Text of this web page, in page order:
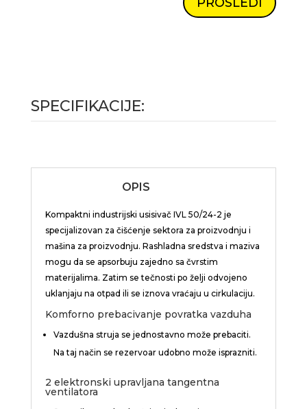
SPECIFIKACIJE:
OPIS
Kompaktni industrijski usisivač IVL 50/24-2 je
specijalizovan za čišćenje sektora za proizvodnju i
mašina za proizvodnju. Rashladna sredstva i maziva
mogu da se apsorbuju zajedno sa čvrstim
materijalima. Zatim se tečnosti po želji odvojeno
uklanjaju na otpad ili se iznova vraćaju u cirkulaciju.
Komforno prebacivanje povratka vazduha
Vazdušna struja se jednostavno može prebaciti.
Na taj način se rezervoar udobno može isprazniti.
2 elektronski upravljana tangentna
ventilatora